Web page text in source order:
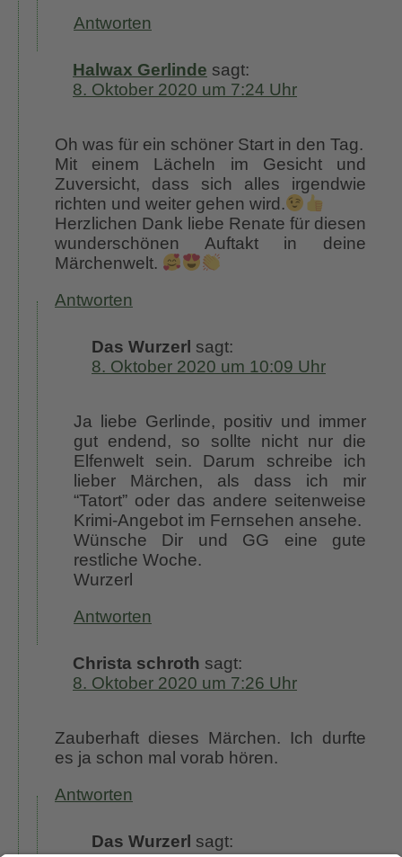
Antworten
Halwax Gerlinde sagt:
8. Oktober 2020 um 7:24 Uhr
Oh was für ein schöner Start in den Tag.
Mit einem Lächeln im Gesicht und
Zuversicht, dass sich alles irgendwie
richten und weiter gehen wird.
Herzlichen Dank liebe Renate für diesen
wunderschönen Auftakt in deine
Märchenwelt.
Antworten
Das Wurzerl sagt:
8. Oktober 2020 um 10:09 Uhr
Ja liebe Gerlinde, positiv und immer
gut endend, so sollte nicht nur die
Elfenwelt sein. Darum schreibe ich
lieber Märchen, als dass ich mir
“Tatort” oder das andere seitenweise
Krimi-Angebot im Fernsehen ansehe.
Wünsche Dir und GG eine gute
restliche Woche.
Wurzerl
Antworten
Christa schroth sagt:
8. Oktober 2020 um 7:26 Uhr
Zauberhaft dieses Märchen. Ich durfte
es ja schon mal vorab hören.
Antworten
Das Wurzerl sagt: